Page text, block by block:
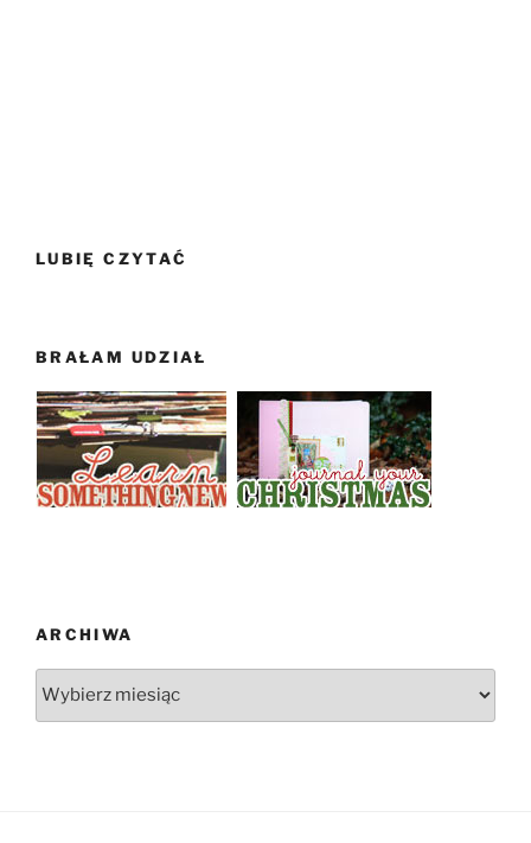
LUBIĘ CZYTAĆ
BRAŁAM UDZIAŁ
ARCHIWA